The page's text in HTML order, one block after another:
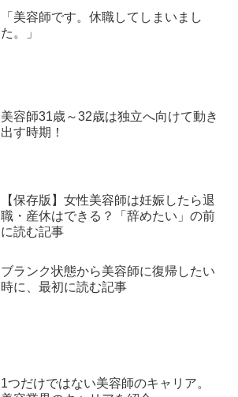
「美容師です。休職してしまいまし
た。」
美容師31歳～32歳は独立へ向けて動き
出す時期！
【保存版】女性美容師は妊娠したら退
職・産休はできる？「辞めたい」の前
に読む記事
ブランク状態から美容師に復帰したい
時に、最初に読む記事
1つだけではない美容師のキャリア。